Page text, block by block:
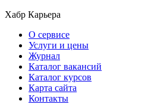
Хабр Карьера
О сервисе
Услуги и цены
Журнал
Каталог вакансий
Каталог курсов
Карта сайта
Контакты